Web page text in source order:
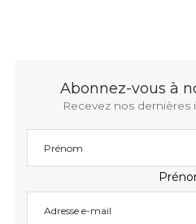
Abonnez-vous à
Recevez nos dernières